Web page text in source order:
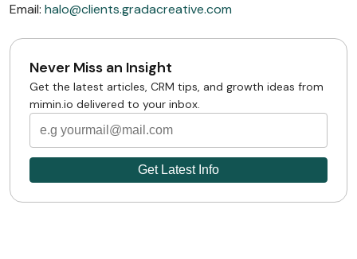
Email: halo@clients.gradacreative.com
Never Miss an Insight
Get the latest articles, CRM tips, and growth ideas from
mimin.io delivered to your inbox.